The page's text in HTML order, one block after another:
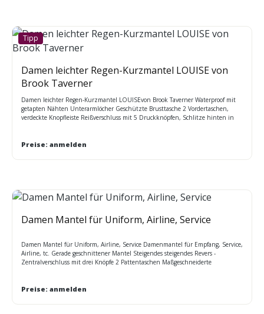
Tipp
Damen leichter Regen-Kurzmantel LOUISE von
Brook Taverner
Damen leichter Regen-Kurzmantel LOUISEvon Brook Taverner Waterproof mit
getapten Nähten Unterarmlöcher Geschützte Brusttasche 2 Vordertaschen,
verdeckte Knopfleiste Reißverschluss mit 5 Druckknöpfen, Schlitze hinten in
regular:
Preise: anmelden
Damen Mantel für Uniform, Airline, Service
Damen Mantel für Uniform, Airline, Service Damenmantel für Empfang, Service,
Airline, tc. Gerade geschnittener Mantel Steigendes steigendes Revers -
Zentralverschluss mit drei Knöpfe 2 Pattentaschen Maßgeschneiderte
Komfort Erhältlich in zwei Farben SCHWARZ und MARINE Größen: 36-54
Preise: anmelden